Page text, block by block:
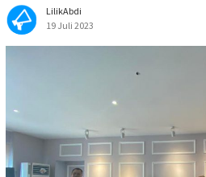
LilikAbdi
19 Juli 2023